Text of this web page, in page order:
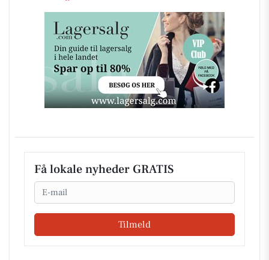
Få lokale nyheder GRATIS
Email
Tilmeld